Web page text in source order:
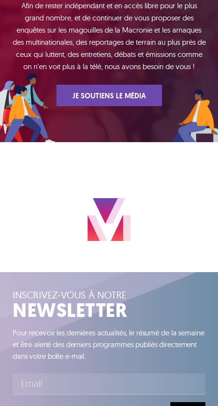
Afin de rester indépendant et en accès libre pour le plus
grand nombre, et de continuer de vous proposer des
enquêtes sur les magouilles de la Macronie et les arnaques
des multinationales, des reportages de terrain au plus près de
ceux qui luttent, des entretiens, débats et émissions comme
on n'en voit plus à la télé, nous avons besoin de vous !
JE SOUTIENS LE MÉDIA
INSCRIVEZ-VOUS À NOTRE
NEWSLETTER
Pour recevoir les dernières actualités, le résumé de la semaine
et être alerté des derniers programmes publiés directement
dans votre boîte e-mail.